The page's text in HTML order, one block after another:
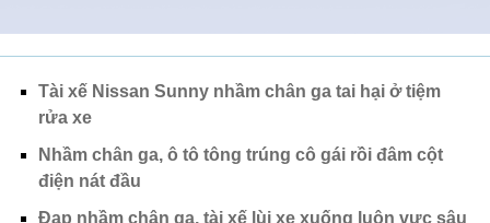
Tài xế Nissan Sunny nhầm chân ga tai hại ở tiệm
rửa xe
Nhầm chân ga, ô tô tông trúng cô gái rồi đâm cột
điện nát đầu
Đạp nhầm chân ga, tài xế lùi xe xuống luôn vực sâu